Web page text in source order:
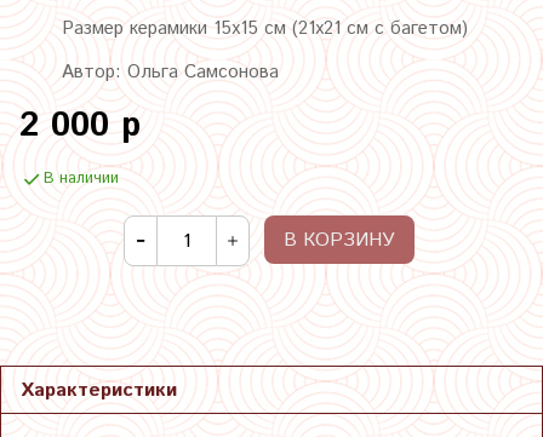
Размер керамики 15х15 см (21х21 см с багетом)
Автор: Ольга Самсонова
2 000 р
В наличии
В КОРЗИНУ
Характеристики